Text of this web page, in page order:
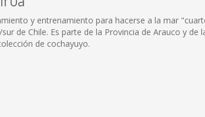
y entrenamiento para hacerse a la mar
de Chile. Es parte de la Provincia de Arauco y
de cochayuyo.